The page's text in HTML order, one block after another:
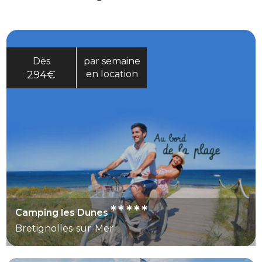
Dès
294€
par semaine
en location
Camping les Dunes*****
Bretignolles-sur-Mer